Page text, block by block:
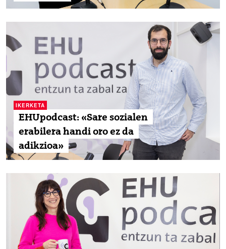
IKERKETA
EHUpodcast: «Sare sozialen
erabilera handi oro ez da
adikzioa»